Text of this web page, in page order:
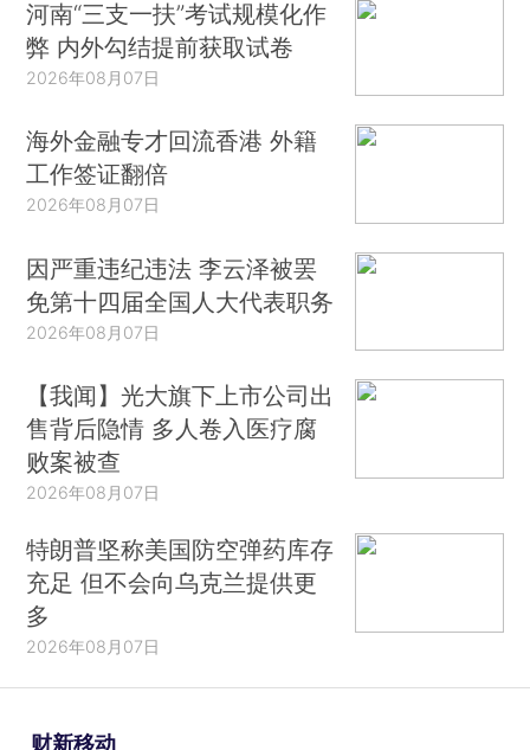
河南“三支一扶”考试规模化作
弊 内外勾结提前获取试卷
2026年08月07日
海外金融专才回流香港 外籍
工作签证翻倍
2026年08月07日
因严重违纪违法 李云泽被罢
免第十四届全国人大代表职务
2026年08月07日
【我闻】光大旗下上市公司出
售背后隐情 多人卷入医疗腐
败案被查
2026年08月07日
特朗普坚称美国防空弹药库存
充足 但不会向乌克兰提供更
多
2026年08月07日
财新移动